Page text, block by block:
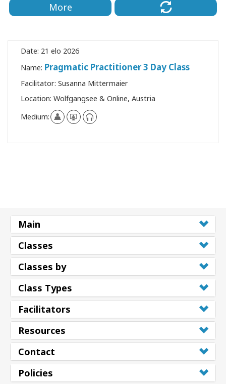
CONTACT
SEARCH
More
Date: 21 elo 2026
Name: Pragmatic Practitioner 3 Day Class
Facilitator: Susanna Mittermaier
Location: Wolfgangsee & Online, Austria
Medium:
Main
Classes
Classes by
Class Types
Facilitators
Resources
Contact
Policies